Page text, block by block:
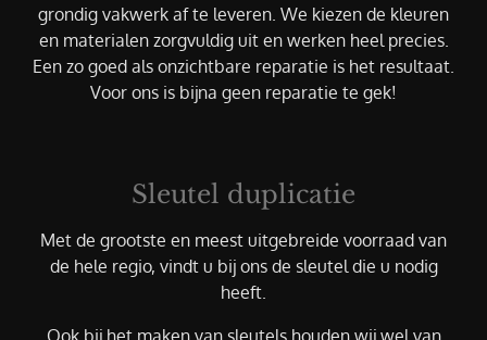
grondig vakwerk af te leveren. We kiezen de kleuren
en materialen zorgvuldig uit en werken heel precies.
Een zo goed als onzichtbare reparatie is het resultaat.
Voor ons is bijna geen reparatie te gek!
Sleutel duplicatie
Met de grootste en meest uitgebreide voorraad van
de hele regio, vindt u bij ons de sleutel die u nodig
heeft.
Ook bij het maken van sleutels houden wij wel van